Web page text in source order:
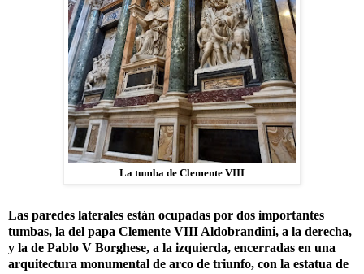
La tumba de Clemente VIII
Las paredes laterales están ocupadas por dos importantes
tumbas, la del papa Clemente VIII Aldobrandini, a la derecha,
y la de Pablo V Borghese, a la izquierda, encerradas en una
arquitectura monumental de arco de triunfo, con la estatua de